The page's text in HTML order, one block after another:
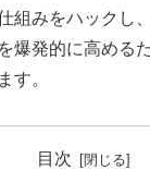
組みをハックし
爆発的に高める
す。
目次